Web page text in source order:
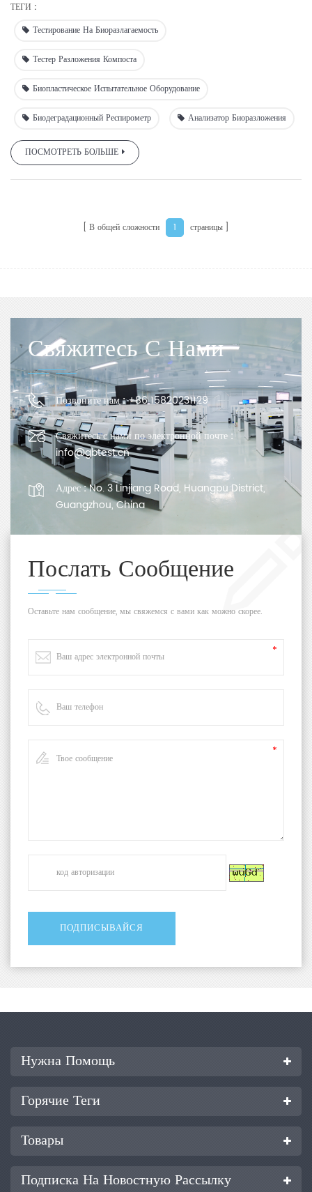
биоразложения, можно определить автоматически, а также
определить процент биоразложения разлагаемых материалов.
ТЕГИ :
Тестирование На Биоразлагаемость
Тестер Разложения Компоста
Биопластическое Испытательное Оборудование
Биодеградационный Респирометр Анализатор Биоразложения
ПОСМОТРЕТЬ БОЛЬШЕ
В общей сложности 1 страницы
Свяжитесь С Нами
Позвоните нам :+86 15820231129
Свяжитесь с нами по электронной почте :
info@gbtest.cn
Адрес :No. 3 Linjiang Road, Huangpu District,
Guangzhou, China
Послать Сообщение
Оставьте нам сообщение, мы свяжемся с вами как можно скорее.
Нужна Помощь
Горячие Теги
Товары
Подписка На Новостную Рассылку